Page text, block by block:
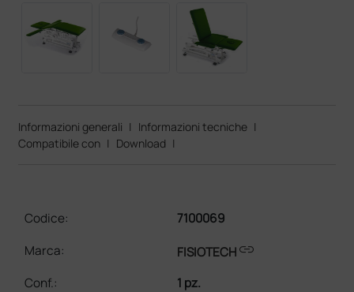
Informazioni generali | Informazioni tecniche |
Compatibile con | Download |
Codice:
7100069
Marca:
FISIOTECHlink
Conf.:
1 pz.